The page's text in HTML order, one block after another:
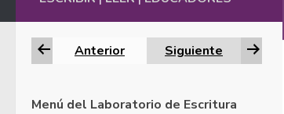
Anterior Siguiente
Menú del Laboratorio de Escritura